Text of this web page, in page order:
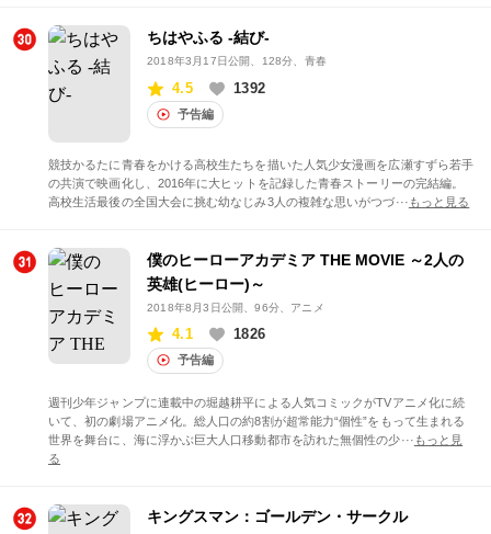
ちはやふる -結び-
2018年3月17日公開 、128分、青春
4.5 1392
予告編
競技かるたに青春をかける高校生たちを描いた人気少女漫画を広瀬すずら若手
の共演で映画化し、2016年に大ヒットを記録した青春ストーリーの完結編。
高校生活最後の全国大会に挑む幼なじみ3人の複雑な思いがつづ··· もっと見る
僕のヒーローアカデミア THE MOVIE ～2人の
英雄(ヒーロー)～
2018年8月3日公開 、96分、アニメ
4.1 1826
予告編
週刊少年ジャンプに連載中の堀越耕平による人気コミックがTVアニメ化に続
いて、初の劇場アニメ化。総人口の約8割が超常能力“個性”をもって生まれる
世界を舞台に、海に浮かぶ巨大人口移動都市を訪れた無個性の少··· もっと見
る
キングスマン：ゴールデン・サークル